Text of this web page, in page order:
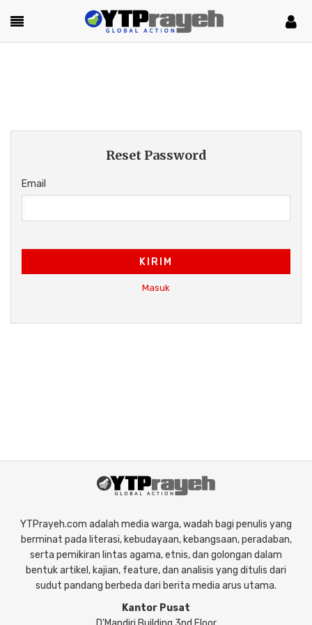
Reset Password
Email
KIRIM
Masuk
YTPrayeh.com adalah media warga, wadah bagi penulis yang
berminat pada literasi, kebudayaan, kebangsaan, peradaban,
serta pemikiran lintas agama, etnis, dan golongan dalam
bentuk artikel, kajian, feature, dan analisis yang ditulis dari
sudut pandang berbeda dari berita media arus utama.
Kantor Pusat